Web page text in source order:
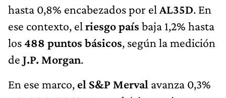
hasta 0,8% encabezados por el AL35D. En
ese contexto, el riesgo país baja 1,2% hasta
los488 puntos básicos, según la medición
de J.P. Morgan.
En ese marco, el S&P Merval avanza 0,3%